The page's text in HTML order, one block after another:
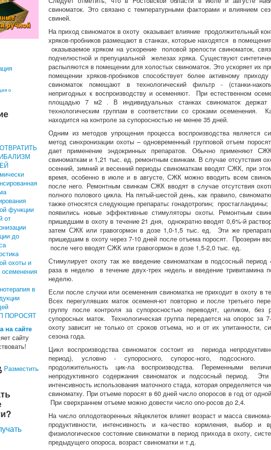
о
функции
от
до
охоты и
в
ПОРОСЯТ
на сайте
сайту
Разместить
свиноматок. Это связано с температурными факторами и влиянием
свиней.
На приход свиноматок в охоту оказывает влияние продолжительный
хряков-пробников размещают в станках, которые находятся в
оказываемое хряком на ускорение половой зрелости свиноматок,
подчелюстной и препуциальной железах хряка. Существуют
распыляются в помещении для холостых свиноматок. Это ускоряет их
помещении хряков-пробников способствует более активному
свиноматок помещают в технологический фильтр - (станки-
непригодных к воспроизводству и осеменяют. При естественном
площадью 7 м2 . В индивидуальных станках свиноматок
технологическим группам в соответствии со сроками осеменения.
находится на контроле за супоросностью не менее 35 дней.
Одним из методов упрощения процесса воспроизводства является
метод синхронизации охоты – одновременный групповой отъем
дает применение эндокринных препаратов. Обычно применяют
свиноматкам и 1,21 тыс. ед. ремонтным свинкам. В случае отсутствия
осенний, зимний и весенний периоды свиноматкам вводят СЖК, при
время, особенно в июле и в августе, СЖК можно вводить всем
после него. Ремонтным свинкам СЖК вводят в случае отсутствия
полного полового цикла. На пятый-шестой день, как правило,
также относятся следующие препараты: гонадотропин;
появились новые эффективные стимуляторы охоты. Ремонтным
пришедшим в охоту в течение 21 дня, однократно вводят 0,6%-й
затем СЖК или гравогормон в дозе 1,0-1,5 тыс. ед. Эти же
пришедшим в охоту через 7-10 дней после отъема поросят. Прозерин
после чего вводят СЖК или гравогормон в дозе 1,5-2,0 тыс. ед.
Стимулирует охоту так же введение свиноматкам в подсосный
раза в неделю в течение двух-трех недель и введение тривитамина
неделю.
Если после случки или осеменения свиноматка не приходит в охоту в
Всех перегулявших маток осеменя-ют повторно и после третьего
группу после контроля за супоросностью переводят, целиком,
супоросных маток. Технологическая группа передается на опорос за
охоту зависит не только от сроков отъема, но и от их упитанности,
сезона года.
Цикл воспроизводства свиноматок состоит из периода
период), условно - супоросного, супорос-ного,
продолжительность цик-ла воспроизводства. Переменными
непродуктивного содержания свиноматок и подсосный период.
интенсивность использования маточного стада, которая определяется
свиноматку. При отъеме поросят в 60 дней число опоросов в год от
При сверхраннем отъеме можно довести число опо-росов до 2,4.
На число оплодотворенных яйцеклеток влияет возраст и масса
продуктивности, интенсивность и ка-чество кормления, выбор и
физиологическое состояние свиноматки в период прихода в охоту,
предыдущего опороса, возраст свиноматки и т.д.